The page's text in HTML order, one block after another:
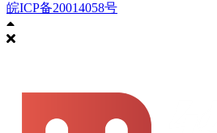
皖ICP备20014058号